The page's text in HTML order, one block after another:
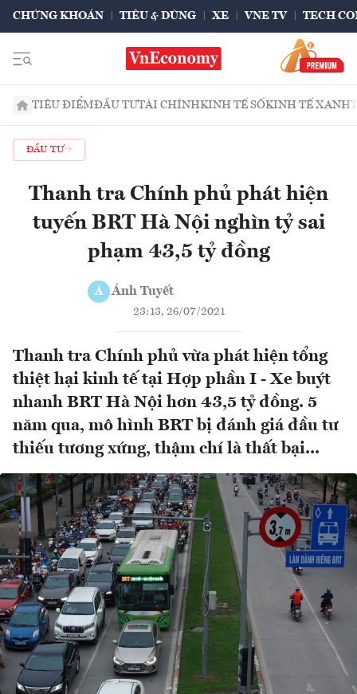
CHỨNG KHOÁN TIÊU & DÙNG XE VNE TV TECH
TIÊU ĐIỂMĐẦU TƯTÀI CHÍNHKINH TẾ SỐKINH TẾ XANH
ĐẦU TƯ
Thanh tra Chính phủ phát hiện
tuyến BRT Hà Nội nghìn tỷ sai
phạm 43,5 tỷ đồng
Á Ánh Tuyết
23:13, 26/07/2021
Thanh tra Chính phủ vừa phát hiện tổng
thiệt hại kinh tế tại Hợp phần I - Xe buýt
nhanh BRT Hà Nội hơn 43,5 tỷ đồng. 5
năm qua, mô hình BRT bị đánh giá đầu tư
thiếu tương xứng, thậm chí là thất bại...